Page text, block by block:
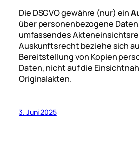
Die DSGVO gewähre (nur) ein
über personenbezogene
umfassendes
Auskunftsrecht beziehe sich
Bereitstellung von Kopien
Daten, nicht auf die
Originalakten.
3. Juni 2025